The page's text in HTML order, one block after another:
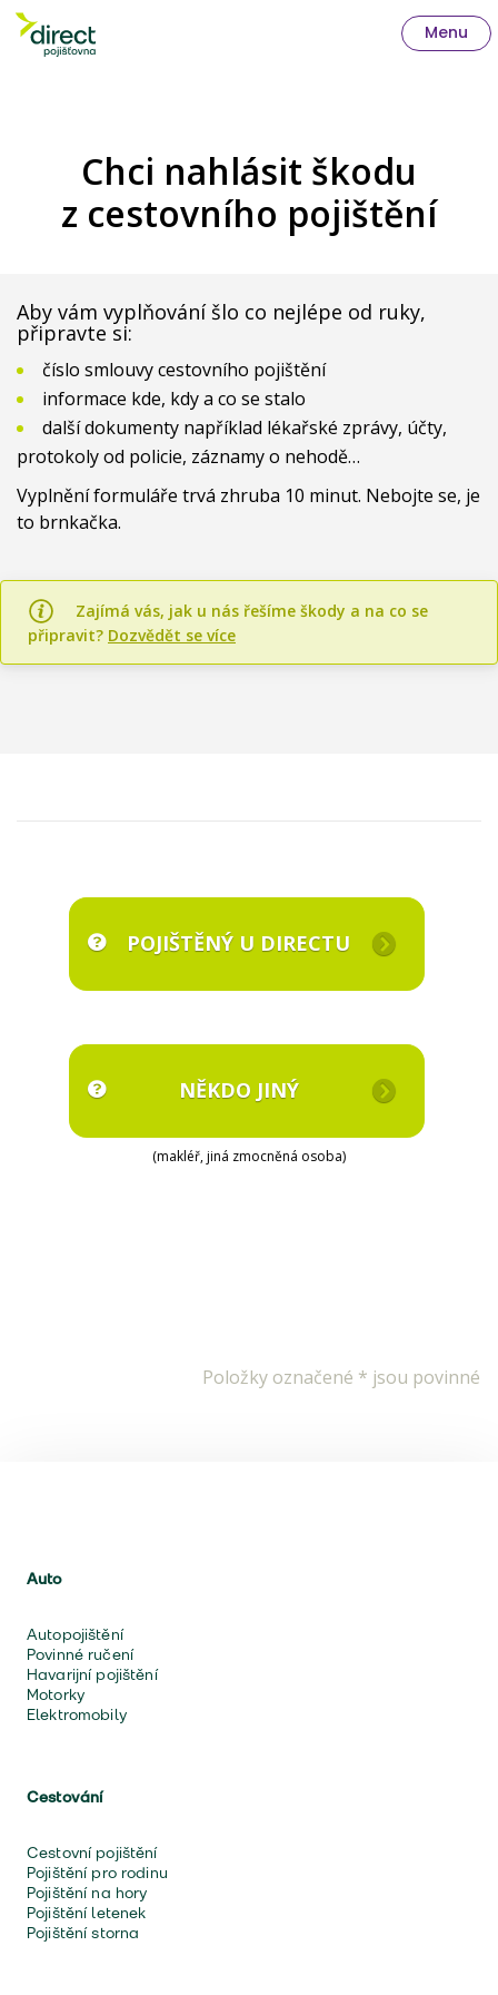
Menu
Chci nahlásit škodu
z cestovního pojištění
Aby vám vyplňování šlo co nejlépe od ruky,
připravte si:
číslo smlouvy cestovního pojištění
informace kde, kdy a co se stalo
další dokumenty například lékařské zprávy, účty,
protokoly od policie, záznamy o nehodě…
Vyplnění formuláře trvá zhruba 10 minut. Nebojte se, je
to brnkačka.
Zajímá vás, jak u nás řešíme škody a na co se
připravit? Dozvědět se více
POJIŠTĚNÝ U DIRECTU
NĚKDO JINÝ
(makléř, jiná zmocněná osoba)
Položky označené * jsou povinné
Auto
Autopojištění
Povinné ručení
Havarijní pojištění
Motorky
Elektromobily
Cestování
Cestovní pojištění
Pojištění pro rodinu
Pojištění na hory
Pojištění letenek
Pojištění storna